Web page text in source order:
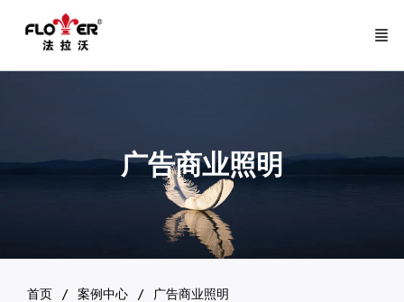
广告商业照明
首页 案例中心 广告商业照明